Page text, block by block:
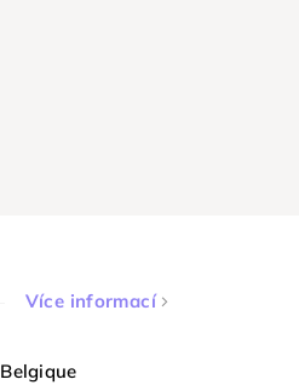
Více informací
Belgique